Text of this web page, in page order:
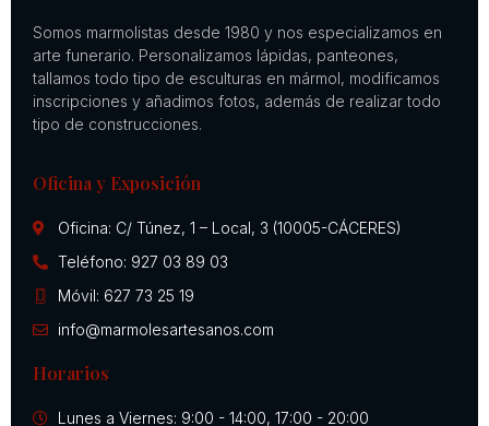
Somos marmolistas desde 1980 y nos especializamos en
arte funerario. Personalizamos lápidas, panteones,
tallamos todo tipo de esculturas en mármol, modificamos
inscripciones y añadimos fotos, además de realizar todo
tipo de construcciones.
Oficina y Exposición
Oficina: C/ Túnez, 1 – Local, 3 (10005-CÁCERES)
Teléfono: 927 03 89 03
Móvil: 627 73 25 19
info@marmolesartesanos.com
Horarios
Lunes a Viernes: 9:00 - 14:00, 17:00 - 20:00